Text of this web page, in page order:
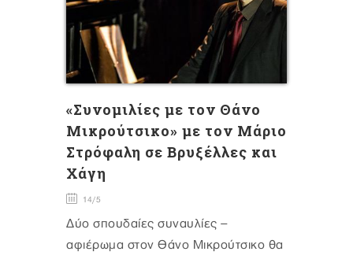
«Συνομιλίες με τον Θάνο
Μικρούτσικο» με τον Μάριο
Στρόφαλη σε Βρυξέλλες και
Χάγη
14/5
Δύο σπουδαίες συναυλίες –
αφιέρωμα στον Θάνο Μικρούτσικο θα